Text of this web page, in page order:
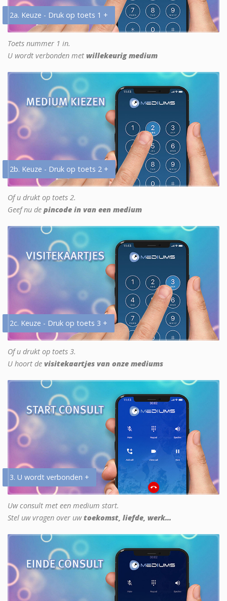
2a. Keuze - Druk op toets 1 +
Toets nummer 1 in.
U wordt verbonden met willekeurig medium
2b. Keuze - Druk op toets 2 +
Of u drukt op toets 2.
Geef nu de pincode in van een medium
2c. Keuze - Druk op toets 3 +
Of u drukt op toets 3.
U hoort de visitekaartjes van onze mediums
3. U wordt verbonden +
Uw consult met een medium start.
Stel uw vragen over uwtoekomst, liefde, werk...